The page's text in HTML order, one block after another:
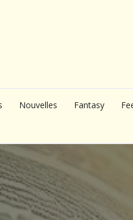
Nouvelles Fantasy